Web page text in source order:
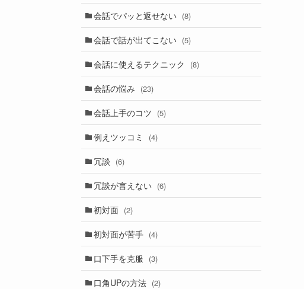
会話でパッと返せない (8)
会話で話が出てこない (5)
会話に使えるテクニック (8)
会話の悩み (23)
会話上手のコツ (5)
例えツッコミ (4)
冗談 (6)
冗談が言えない (6)
初対面 (2)
初対面が苦手 (4)
口下手を克服 (3)
口角UPの方法 (2)